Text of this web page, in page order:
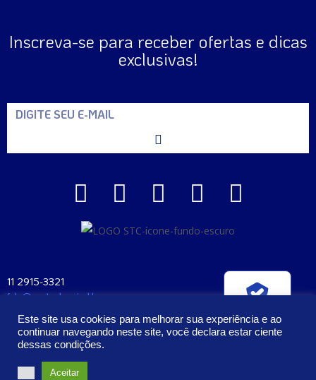
Inscreva-se para receber ofertas e dicas
exclusivas!
11 2915-3321
fale@santaclara.ind.br
CEP: 04225-000
2023 – Todos os Direitos Reservados | Santa Clara Manufatura e
Este site usa cookies para melhorar sua experiência e ao
continuar navegando neste site, você declara estar ciente
dessas condições.
Aceitar